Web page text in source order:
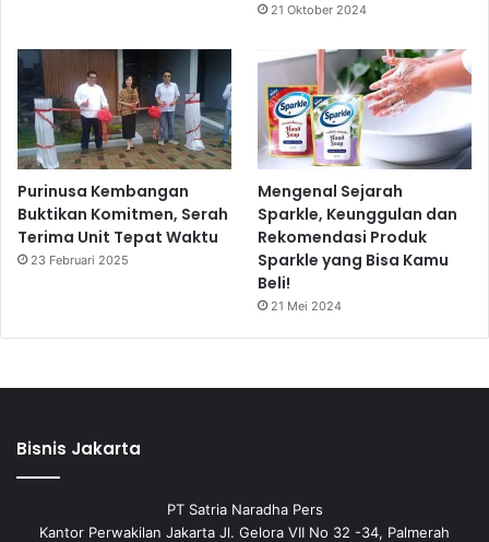
21 Oktober 2024
Purinusa Kembangan
Buktikan Komitmen, Serah
Terima Unit Tepat Waktu
23 Februari 2025
Mengenal Sejarah
Sparkle, Keunggulan dan
Rekomendasi Produk
Sparkle yang Bisa Kamu
Beli!
21 Mei 2024
Bisnis Jakarta
PT Satria Naradha Pers
Kantor Perwakilan Jakarta Jl. Gelora VII No 32 -34, Palmerah